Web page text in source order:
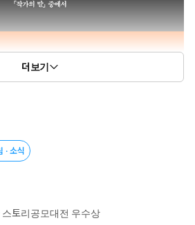
더보기
· 소식
토리공모대전 우수상